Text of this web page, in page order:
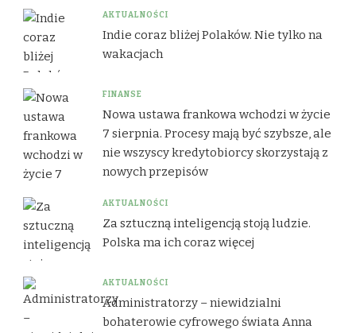
AKTUALNOŚCI
Indie coraz bliżej Polaków. Nie tylko na
wakacjach
FINANSE
Nowa ustawa frankowa wchodzi w życie
7 sierpnia. Procesy mają być szybsze, ale
nie wszyscy kredytobiorcy skorzystają z
nowych przepisów
AKTUALNOŚCI
Za sztuczną inteligencją stoją ludzie.
Polska ma ich coraz więcej
AKTUALNOŚCI
Administratorzy – niewidzialni
bohaterowie cyfrowego świata Anna